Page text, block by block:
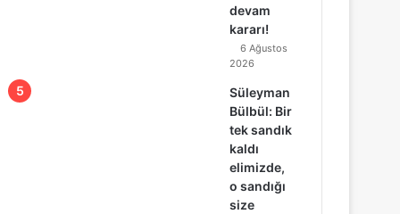
devam
kararı!
6 Ağustos
2026
Süleyman
Bülbül: Bir
tek sandık
kaldı
elimizde,
o sandığı
size